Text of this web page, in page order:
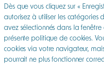
Dès que vous cliquez sur «
autorisez à utiliser les catégories
avez sélectionnés dans la
présente politique de cookies.
cookies via votre navigateur,
pourrait ne plus fonctionner